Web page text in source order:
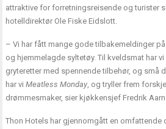
attraktive for forretningsreisende og turister
hotelldirektør Ole Fiske Eidslott.
– Vi har fått mange gode tilbakemeldinger
og hjemmelagde syltetøy. Til kveldsmat har
gryteretter med spennende tilbehør, og små
har viMeatless Monday, og tryller frem
drømmesmaker, sier kjøkkensjef Fredrik
Thon Hotels har gjennomgått en omfattende